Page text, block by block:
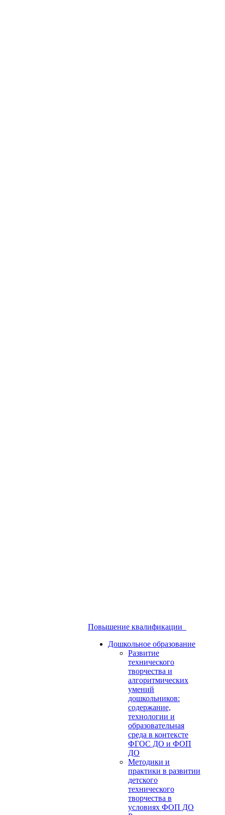
Повышение квалификации
Дошкольное образование
Развитие
технического
творчества и
алгоритмических
умений
дошкольников:
содержание,
технологии и
образовательная
среда в контексте
ФГОС ДО и ФОП
ДО
Методики и
практики в развитии
детского
технического
творчества в
условиях ФОП ДО